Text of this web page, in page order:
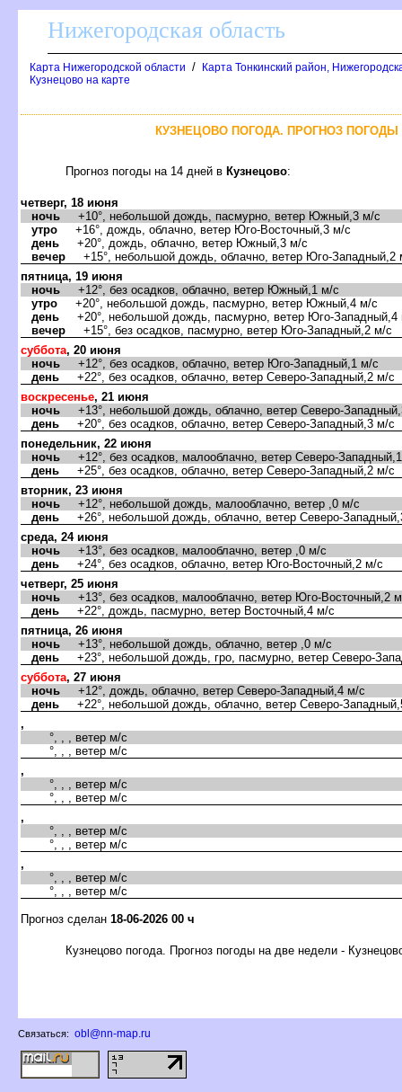
Нижегородская область
Карта Нижегородской области /
Карта Тонкинский район,
Кузнецово на карте
КУЗНЕЦОВО ПОГОДА. ПРОГНОЗ
Прогноз погоды на 14 дней Кузнецово:
четверг, 18 июня
ночь +10°, небольшой дождь, пасмурно, ветер Южный,3 м/с
утро +16°, дождь, облачно, ветер Юго-Восточный,3 м/с
день +20°, дождь, облачно, ветер Южный,3 м/с
ечер +15°, небольшой дождь, облачно, ветер Юго-Западный,2
пятница, 19 июня
ночь +12°, без осадков, облачно, ветер Южный,1 м/с
утро +20°, небольшой дождь, пасмурно, ветер Южный,4 м/с
день +20°, небольшой дождь, пасмурно, ветер Юго-Западный,4
ечер +15°, без осадков, пасмурно, ветер Юго-Западный,2 м/с
суббота, 20 июня
ночь +12°, без осадков, облачно, ветер Юго-Западный,1 м/с
день +22°, без осадков, облачно, ветер Северо-Западный,2 м/с
оскресенье, 21 июня
ночь +13°, небольшой дождь, облачно, ветер Северо-
день +20°, без осадков, облачно, ветер Северо-Западный,3 м/с
понедельник, 22 июня
ночь +12°, без осадков, малооблачно, ветер Северо-
день +25°, без осадков, облачно, ветер Северо-Западный,2 м/с
торник, 23 июня
ночь +12°, небольшой дождь, малооблачно, ветер ,0 м/с
день +26°, небольшой дождь, облачно, ветер Северо-
среда, 24 июня
ночь +13°, без осадков, малооблачно, ветер ,0 м/с
день +24°, без осадков, облачно, ветер Юго-Восточный,2 м/с
четверг, 25 июня
ночь +13°, без осадков, малооблачно, ветер Юго-Восточный,2
день +22°, дождь, пасмурно, ветер Восточный,4 м/с
пятница, 26 июня
ночь +13°, небольшой дождь, облачно, ветер ,0 м/с
день +23°, небольшой дождь, гро, пасмурно, ветер Северо-
суббота, 27 июня
ночь +12°, дождь, облачно, ветер Северо-Западный,4 м/с
день +22°, небольшой дождь, облачно, ветер Северо-
,
°, , , ветер м/с
°, , , ветер м/с
,
°, , , ветер м/с
°, , , ветер м/с
,
°, , , ветер м/с
°, , , ветер м/с
,
°, , , ветер м/с
°, , , ветер м/с
Прогноз сделан 18-06-2026 00 ч
Кузнецово погода. Прогноз погоды на две недели -
Связаться: obl@nn-map.ru